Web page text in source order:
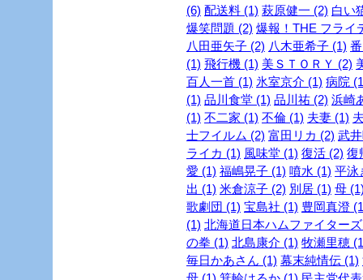
(6) 配送料 (1) 萩原健一 (2) 白い
爆笑問題 (2) 爆報！THE フライ
八田亜矢子 (2) 八木亜希子 (1)
(1) 飛行機 (1) 美ＳＴＯＲＹ (2)
百人一首 (1) 氷室京介 (1) 病院
(1) 品川食堂 (1) 品川祐 (2) 浜崎
(1) 不二家 (1) 不倫 (1) 夫妻 (1)
士フイルム (2) 富田リカ (2) 武
ライカ (1) 風味堂 (1) 復活 (2) 復
愛 (1) 福嶋晃子 (1) 噴水 (1) 平泳
出 (1) 米倉涼子 (2) 別居 (1) 母
歌劇団 (1) 宝島社 (1) 豊岡真澄
(1) 北海道日本ハムファイター
の拳 (1) 北島康介 (1) 牧瀬里穂
毎日かあさん (1) 幕末純情伝 (1)